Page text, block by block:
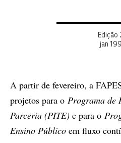
Edição
jan
A partir de fevereiro, a
projetos para o Programa de
Parceria (PITE) e para o
Ensino Público em fluxo